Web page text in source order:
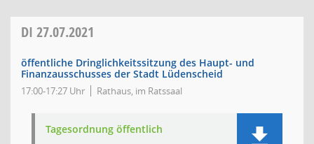
DI 27.07.2021
öffentliche Dringlichkeitssitzung des Haupt- und
Finanzausschusses der Stadt Lüdenscheid
17:00-17:27 Uhr Rathaus, im Ratssaal
Tagesordnung öffentlich